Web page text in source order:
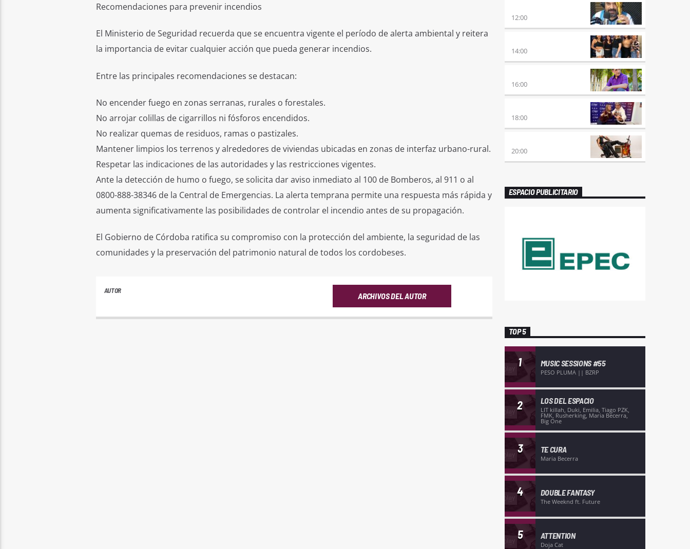
Recomendaciones para prevenir incendios
El Ministerio de Seguridad recuerda que se encuentra vigente el período de alerta ambiental y reitera
la importancia de evitar cualquier acción que pueda generar incendios.
Entre las principales recomendaciones se destacan:
No encender fuego en zonas serranas, rurales o forestales.
No arrojar colillas de cigarrillos ni fósforos encendidos.
No realizar quemas de residuos, ramas o pastizales.
Mantener limpios los terrenos y alrededores de viviendas ubicadas en zonas de interfaz urbano-rural.
Respetar las indicaciones de las autoridades y las restricciones vigentes.
Ante la detección de humo o fuego, se solicita dar aviso inmediato al 100 de Bomberos, al 911 o al
0800-888-38346 de la Central de Emergencias. La alerta temprana permite una respuesta más rápida y
aumenta significativamente las posibilidades de controlar el incendio antes de su propagación.
El Gobierno de Córdoba ratifica su compromiso con la protección del ambiente, la seguridad de las
comunidades y la preservación del patrimonio natural de todos los cordobeses.
AUTOR
ARCHIVOS DEL AUTOR
12:00
14:00
16:00
18:00
20:00
ESPACIO PUBLICITARIO
TOP 5
1 MUSIC SESSIONS #55
PESO PLUMA || BZRP
2 LOS DEL ESPACIO
LIT killah, Duki, Emilia, Tiago PZK,
FMK, Rusherking, Maria Becerra,
Big One
3 TE CURA
Maria Becerra
4 DOUBLE FANTASY
The Weeknd ft. Future
5 ATTENTION
Doja Cat